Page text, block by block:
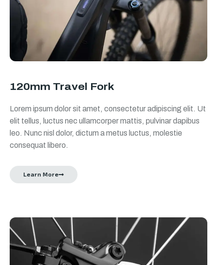
120mm Travel Fork
Lorem ipsum dolor sit amet, consectetur adipiscing elit. Ut
elit tellus, luctus nec ullamcorper mattis, pulvinar dapibus
leo. Nunc nisl dolor, dictum a metus luctus, molestie
consequat libero.
Learn More